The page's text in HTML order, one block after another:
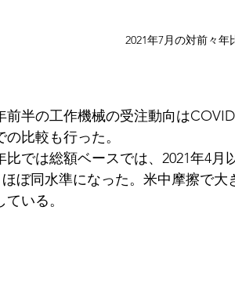
2021年7月の対前々
半の工作機械の受注動向は
比較も行った。
では総額ベースでは、2021年4月
ほぼ同水準になった。米中摩擦で
いる。